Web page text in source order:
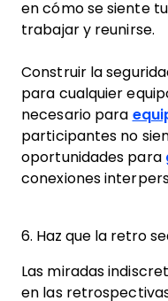
en cómo se siente
trabajar y reunirse.
Construir la
para cualquier
necesario para
participantes no
oportunidades para
conexiones
6. Haz que la retro
Las miradas
en las